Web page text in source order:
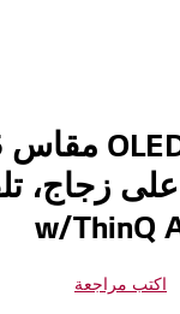
اكتب مراجعة